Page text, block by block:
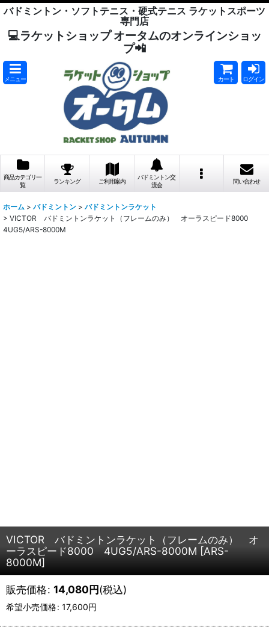
バドミントン・ソフトテニス・硬式テニス ラケットスポーツ
専門店
💻ラケットショップ オータムのオンラインショッ
プ📲
メニュー カート ログイン
商品カテゴリ一
覧
ランキング ご利用案内
バドミントン交
流会
問い合わせ
ホーム > バドミントン > バドミントンラケット
> VICTOR バドミントンラケット（フレームのみ） オーラスピード8000
4UG5/ARS-8000M
VICTOR バドミントンラケット（フレームのみ） オ
ーラスピード8000 4UG5/ARS-8000M [ARS-
8000M]
販売価格: 14,080円(税込)
希望小売価格: 17,600円